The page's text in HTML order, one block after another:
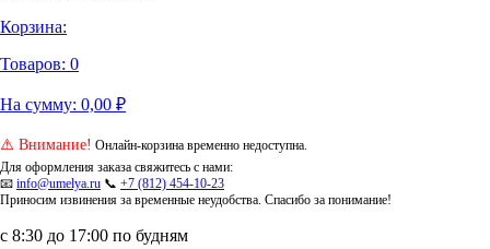
Корзина:
Товаров: 0
На сумму: 0,00 ₽
⚠️ Внимание! Онлайн-корзина временно недоступна.
Для оформления заказа свяжитесь с нами:
📧 info@umelya.ru 📞 +7 (812) 454-10-23
Приносим извинения за временные неудобства. Спасибо за понимание!
с 8:30 до 17:00 по будням